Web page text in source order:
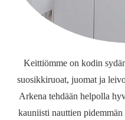
Keittiömme on kodin
suosikkiruoat, juomat ja
Arkena tehdään helpolla
kauniisti nauttien